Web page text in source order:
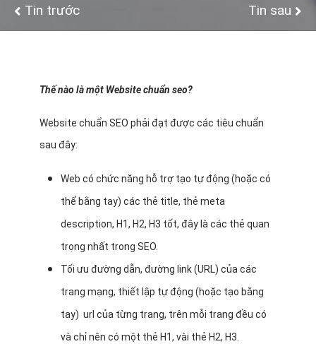
Tin trước Tin sau
Thế nào là một Website chuẩn seo?
Website chuẩn SEO phải đạt được các tiêu chuẩn
sau đây:
Web có chức năng hỗ trợ tạo tự động (hoặc có
thể bằng tay) các thẻ title, thẻ meta
description, H1, H2, H3 tốt, đây là các thẻ quan
trọng nhất trong SEO.
Tối ưu đường dẫn, đường link (URL) của các
trang mạng, thiết lập tự động (hoặc tạo bằng
tay) url của từng trang, trên mỗi trang đều có
và chỉ nên có một thẻ H1, vài thẻ H2, H3.